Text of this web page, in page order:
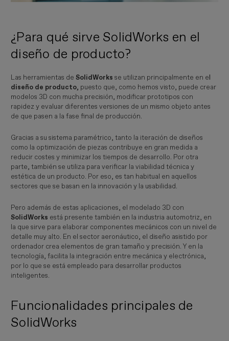
¿Para qué sirve SolidWorks en el
diseño de producto?
Las herramientas deSolidWorksse utilizan principalmente en e
diseño de producto, puesto que, como hemos visto, puede crear
modelos 3D con mucha precisión, modificar prototipos con
rapidez y evaluar diferentes versiones de un mismo objeto antes
de que pasen a la fase final de producción.
Gracias a su sistema paramétrico, tanto la iteración de diseños
como la optimización de piezas contribuye en gran medida a
reducir costes y minimizar los tiempos de desarrollo. Por otra
parte, también se utiliza para verificar la viabilidad técnica y
estética de un producto. Por eso, es tan habitual en aquellos
sectores que se basan en la innovación y la usabilidad.
Pero además de estas aplicaciones, el modelado 3D con
SolidWorks está presente también en la industria automotriz, en
la que sirve para elaborar componentes mecánicos con un nivel de
detalle muy alto. En el sector aeronáutico, el diseño asistido por
ordenador crea elementos de gran tamaño y precisión. Y en la
tecnología, facilita la integración entre mecánica y electrónica,
por lo que se está empleado para desarrollar productos
inteligentes.
Funcionalidades principales de
SolidWorks